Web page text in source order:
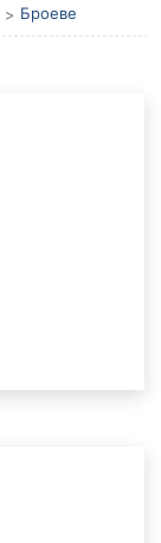
Броеве